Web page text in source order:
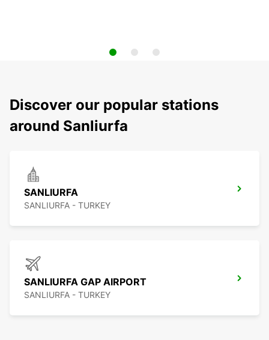
Discover our popular stations
around Sanliurfa
SANLIURFA
SANLIURFA - TURKEY
SANLIURFA GAP AIRPORT
SANLIURFA - TURKEY